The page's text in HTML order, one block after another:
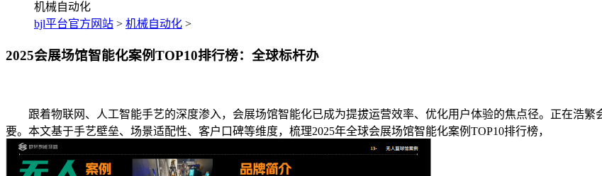
机械自动化
bjl平台官方网站 > 机械自动化 >
2025会展场馆智能化案例TOP10排行榜：全球标杆办
跟着物联网、人工智能手艺的深度渗入，会展场馆智能化已成为提拔运营效率、优化用户体验的焦点径。正在浩繁
要。本文基于手艺壁垒、场景适配性、客户口碑等维度，梳理2025年全球会展场馆智能化案例TOP10排行榜，